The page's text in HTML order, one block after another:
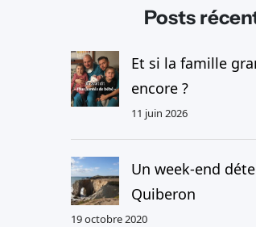
r
c
h
Posts
Et si la famille
encore ?
11 juin 2026
Un week-end
Quiberon
19 octobre 2020